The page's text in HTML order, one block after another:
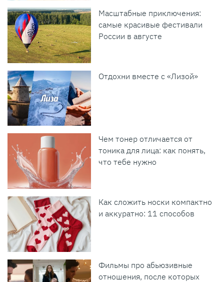
Масштабные приключения:
самые красивые фестивали
России в августе
Отдохни вместе с «Лизой»
Чем тонер отличается от
тоника для лица: как понять,
что тебе нужно
Как сложить носки компактно
и аккуратно: 11 способов
Фильмы про абьюзивные
отношения, после которых